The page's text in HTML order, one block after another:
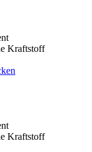
Kraftstoff
Kraftstoff